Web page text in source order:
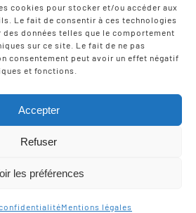
cookies pour stocker et/ou accéder aux
Le fait de consentir à ces technologies
données telles que le comportement
sur ce site. Le fait de ne pas
consentement peut avoir un effet négatif
et fonctions.
Accepter
Refuser
les préférences
Mentions légales
GÉNÉRALES DE VENTE
DE CONFIDENTIALITÉ
LÉGALES
Tous droits réservés | Réalisé